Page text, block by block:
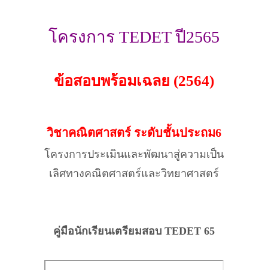
โครงการ TEDET ปี2565
ข้อสอบพร้อมเฉลย (2564)
วิชาคณิตศาสตร์ ระดับชั้นประถม6
โครงการประเมินและพัฒนาสู่ความเป็น
เลิศทางคณิตศาสตร์และวิทยาศาสตร์
คู่มือนักเรียนเตรียมสอบ TEDET 65